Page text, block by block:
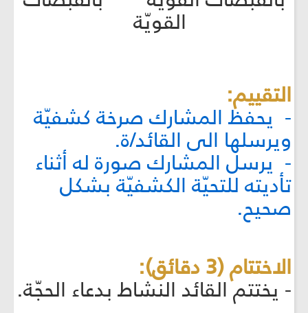
القويّة
التقييم:
- يحفظ المشارك صرخة كشفيّة
ويرسلها الى القائد/ة.
- يرسل المشارك صورة له أثناء
تأديته للتحيّة الكشفيّة بشكل
صحيح.
الاختتام (3 دقائق):
- يختتم القائد النشاط بدعاء الحجّة.